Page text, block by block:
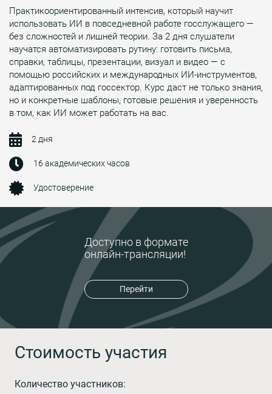
Доступно в формате
онлайн-трансляции!
Перейти
Практикоориентированный интенсив, который научит
использовать ИИ в повседневной работе госслужащего —
без сложностей и лишней теории. За 2 дня слушатели
научатся автоматизировать рутину: готовить письма,
справки, таблицы, презентации, визуал и видео — с
помощью российских и международных ИИ-инструментов,
адаптированных под госсектор. Курс даст не только знания,
но и конкретные шаблоны, готовые решения и уверенность
в том, как ИИ может работать на вас.
2 дня
16 академических часов
Удостоверение
Стоимость участия
Количество участников: